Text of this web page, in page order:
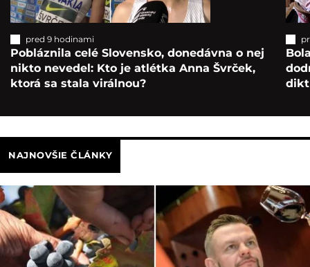
pred 9 hodinami
Pobláznila celé Slovensko, donedávna o nej
nikto nevedel: Kto je atlétka Anna Švrček,
ktorá sa stala virálnou?
NAJNOVŠIE ČLÁNKY